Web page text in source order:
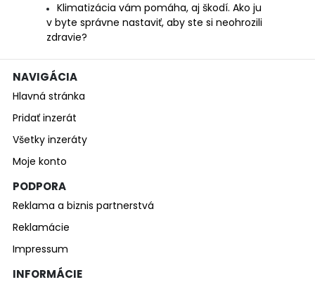
Klimatizácia vám pomáha, aj škodí. Ako ju
v byte správne nastaviť, aby ste si neohrozili
zdravie?
NAVIGÁCIA
Hlavná stránka
Pridať inzerát
Všetky inzeráty
Moje konto
PODPORA
Reklama a biznis partnerstvá
Reklamácie
Impressum
INFORMÁCIE